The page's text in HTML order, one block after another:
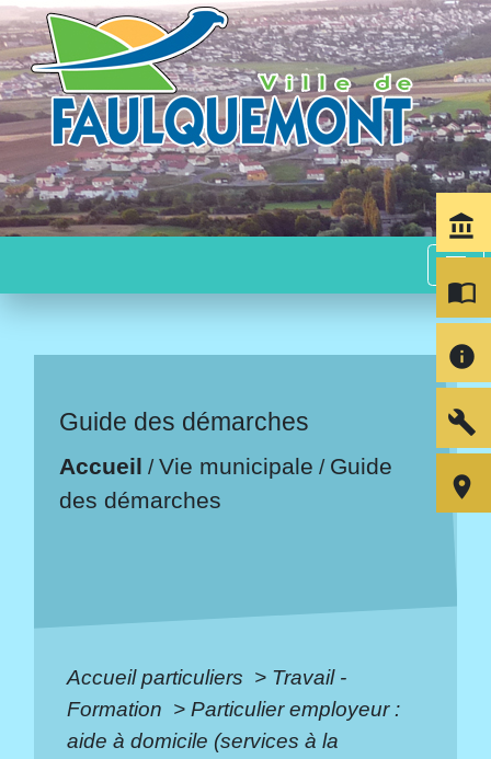
menu
Guide des démarches
Accueil /Vie municipale / Guide
des démarches
Accueil particuliers > Travail -
Formation > Particulier employeur :
aide à domicile (services à la
account_balance
import_contacts
info
build
room